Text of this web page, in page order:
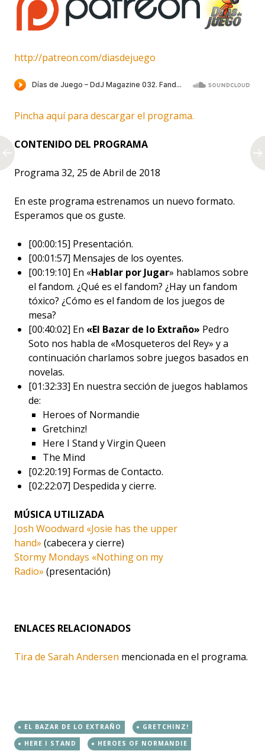
http://patreon.com/diasdejuego
Pincha aquí para descargar el programa.
CONTENIDO DEL PROGRAMA
Programa 32, 25 de Abril de 2018
En este programa estrenamos un nuevo formato.
Esperamos que os guste.
[00:00:15] Presentación.
[00:01:57] Mensajes de los oyentes.
[00:19:10] En «Hablar por Jugar» hablamos sobre
el fandom. ¿Qué es el fandom? ¿Hay un fandom
tóxico? ¿Cómo es el fandom de los juegos de
mesa?
[00:40:02] En «El Bazar de lo Extraño» Pedro
Soto nos habla de «Mosqueteros del Rey» y a
continuación charlamos sobre juegos basados en
novelas.
[01:32:33] En nuestra sección de juegos hablamos
de:
Heroes of Normandie
Gretchinz!
Here I Stand y Virgin Queen
The Mind
[02:20:19] Formas de Contacto.
[02:22:07] Despedida y cierre.
MÚSICA UTILIZADA
Josh Woodward «Josie has the upper
hand» (cabecera y cierre)
Stormy Mondays «Nothing on my
Radio» (presentación)
ENLACES RELACIONADOS
Tira de Sarah Andersen mencionada en el programa.
EL BAZAR DE LO EXTRAÑO
GRETCHINZ!
HERE I STAND
HEROES OF NORMANDIE